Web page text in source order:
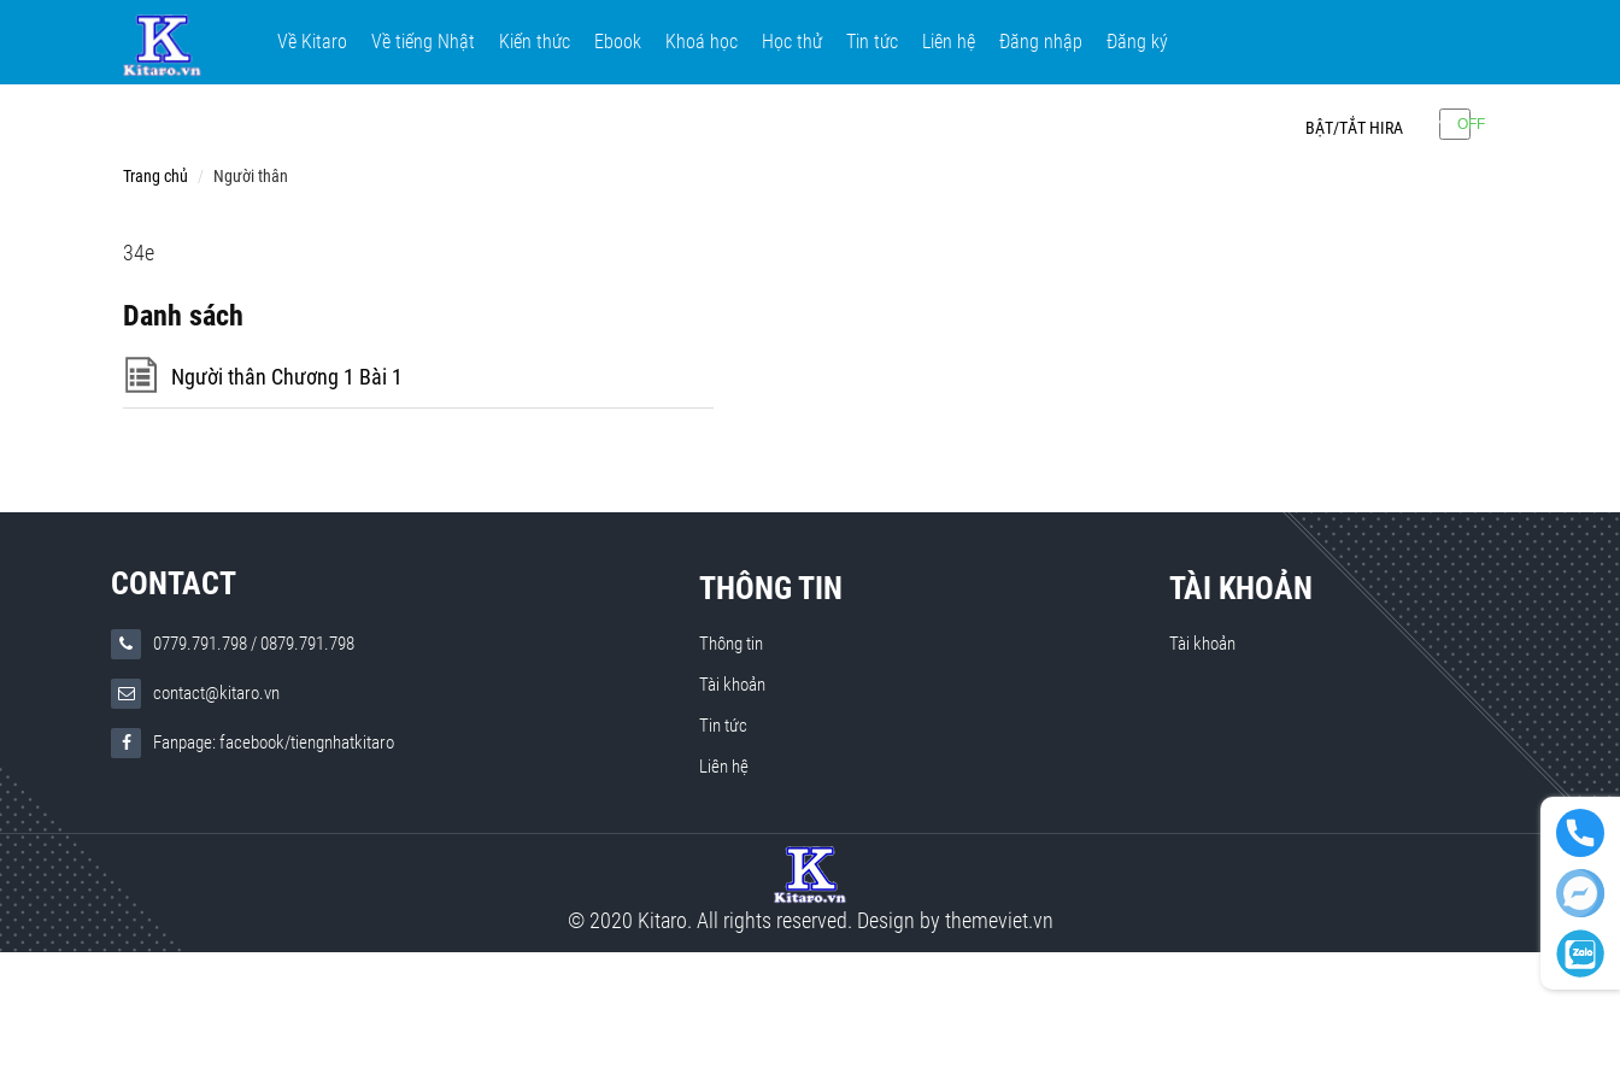
Về Kitaro Về tiếng Nhật Kiến thức Ebook Khoá học Học thử Tin tức Liên hệ Đăng nhập Đăng ký
BẬT/TẮT HIRA
Trang chủ Người thân
34e
Danh sách
Người thân Chương 1 Bài 1
CONTACT
0779.791.798/0879.791.798
contact@kitaro.vn
Fanpage: facebook/tiengnhatkitaro
THÔNG TIN
Thông tin
Tài khoản
Tin tức
Liên hệ
TÀI KHOẢN
Tài khoản
© 2020 Kitaro. All rights reserved. Design by themeviet.vn